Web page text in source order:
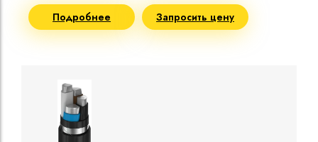
Подробнее Запросить цену